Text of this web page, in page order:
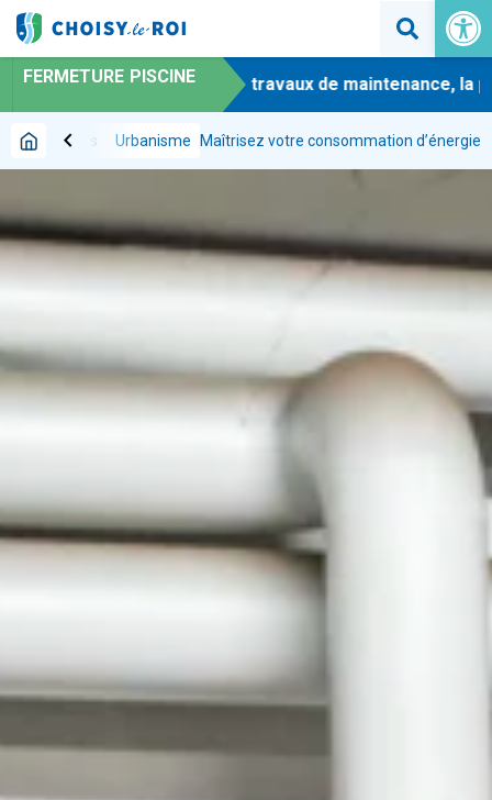
Ouvrir
FERMETURE PISCINE
-En raison de travaux de maintenance, la
chevron_left
Commerces Urbanisme Maîtrisez votre consommation d’énergie